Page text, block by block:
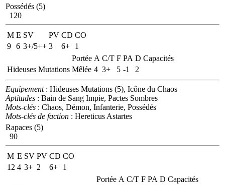
Possédés (5)
120
M E SV PV CD CO
9 6 3+/5++ 3 6+
1
Portée A C/T F PA D Capacités
Hideuses Mutations Mêlée 4 3+ 5 -1 2
Equipement: Hideuses Mutations (5), Icône du Chaos
Aptitudes : Bain de Sang Impie, Pactes Sombres
Mots-clés : Chaos, Démon, Infanterie, Possédés
Mots-clés de faction : Hereticus Astartes
Rapaces (5)
90
M E SV PV CD CO
12 4 3+ 2 6+
1
Portée A C/T F PA D Capacités